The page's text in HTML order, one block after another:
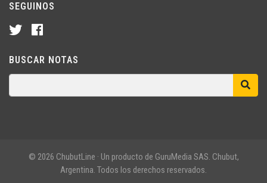
SEGUINOS
BUSCAR NOTAS
© 2026 ChubutLine · Un producto de GuruMedia SAS. Chubut,
Argentina. Todos los derechos reservados.